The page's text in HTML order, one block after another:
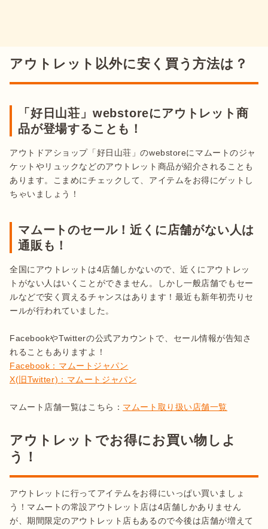
アウトレット以外に安く買う方法は？
「好日山荘」webstoreにアウトレット商
品が登場することも！
アウトドアショップ「好日山荘」のwebstoreにマムートのジャ
ケットやリュックなどのアウトレット商品が紹介されることも
あります。こまめにチェックして、アイテムをお得にゲットし
ちゃいましょう！
マムートのセール！近くに店舗がない人は
通販も！
全国にアウトレットは4店舗しかないので、近くにアウトレッ
トがない人はいくことができません。しかし一般店舗でもセー
ルなどで安く買えるチャンスはあります！最近も新年初売りセ
ールが行われていました。
FacebookやTwitterの公式アカウントで、セール情報が告知さ
Facebook：マムートジャパン
X(旧Twitter)：マムートジャパン
マムート店舗一覧はこちら： マムート取り扱い店舗一覧
アウトレットでお得にお買い物しよ
う！
アウトレットに行ってアイテムをお得にいっぱい買いましょ
う！マムートの常設アウトレット店は4店舗しかありません
が、期間限定のアウトレット店もあるので今後は店舗が増えて